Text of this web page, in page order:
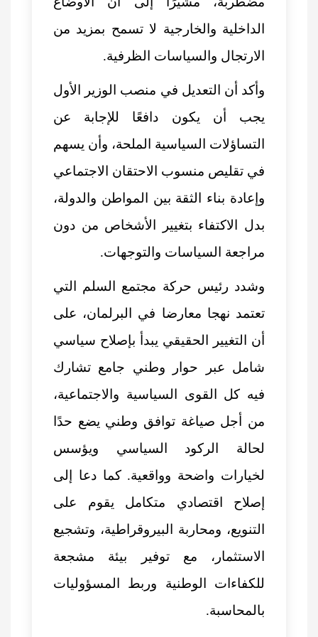
الداخلية والخارجية لا تسمح بمزيد من
الارتجال والسياسات الظرفية.
وأكد أن التعديل في منصب الوزير الأول
يجب أن يكون دافعًا للإجابة عن
التساؤلات السياسية الملحة، وأن يسهم
في تقليص منسوب الاحتقان الاجتماعي
وإعادة بناء الثقة بين المواطن والدولة،
بدل الاكتفاء بتغيير الأشخاص من دون
مراجعة السياسات والتوجهات.
وشدد رئيس حركة مجتمع السلم التي
تعتمد نهجا معارضا في البرلمان، على
أن التغيير الحقيقي يبدأ بإصلاح سياسي
شامل عبر حوار وطني جامع تشارك
فيه كل القوى السياسية والاجتماعية،
من أجل صياغة توافق وطني يضع حدًا
لحالة الركود السياسي ويؤسس
لخيارات واضحة وواقعية. كما دعا إلى
إصلاح اقتصادي متكامل يقوم على
التنويع، ومحاربة البيروقراطية، وتشجيع
الاستثمار، مع توفير بيئة مشجعة
للكفاءات الوطنية وربط المسؤوليات
بالمحاسبة.